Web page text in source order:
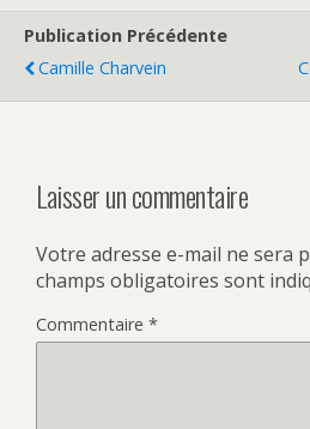
Publication Précédente
Camille Charvein
Laisser un commentaire
Votre adresse e-mail ne sera
champs obligatoires sont
Commentaire *